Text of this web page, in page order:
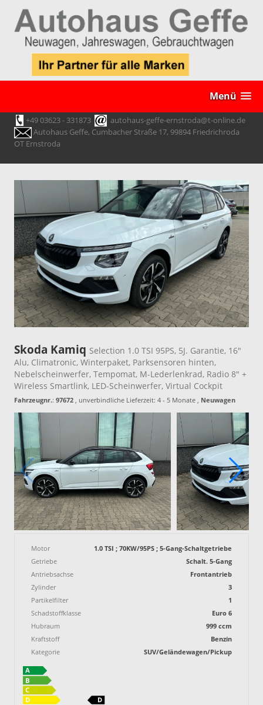
Menü
+49 03623 - 331873
autohaus-geffe-ernstroda@t-online.de
Autohaus Geffe, Cumbacher Straße 17, 99894 Friedrichroda
OT Ernstroda
Skoda Kamiq Selection 1.0 TSI 95PS, 5J. Garantie, 16"
Alu, Climatronic, Winterpaket, Parksensoren hinten,
Nebelscheinwerfer, Tempomat, M-Lederlenkrad, Radio 8" +
Wireless Smartlink, LED-Scheinwerfer, Virtual Cockpit
Fahrzeugnr.: 97672 , unverbindliche Lieferzeit: 4 - 5 Monate , Neuwagen
Motor
1.0 TSI ; 70KW/95PS ; 5-Gang-Schaltgetriebe
Getriebe
Schalt. 5-Gang
Antriebsachse
Frontantrieb
Zylinder
3
Partikelfilter
1
Schadstoffklasse
Euro 6
Hubraum
999 ccm
Kraftstoff
Benzin
Kategorie
SUV/Geländewagen/Pickup